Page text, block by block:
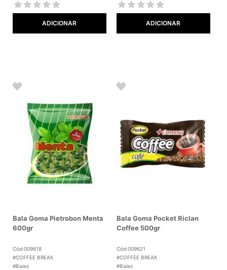
ADICIONAR ADICIONAR
Bala Goma Pietrobon Menta
600gr
Cód:009618
#COFFEE BREAK
#Balas
Bala Goma Pocket Riclan
Coffee 500gr
Cód:009621
#COFFEE BREAK
#Balas